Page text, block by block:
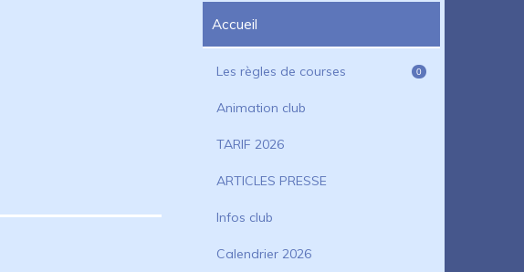
Accueil
Les règles de courses 0
Animation club
TARIF 2026
ARTICLES PRESSE
Infos club
Calendrier 2026